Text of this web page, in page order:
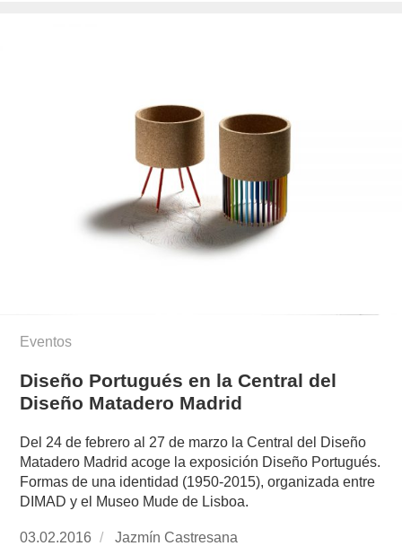
Eventos
Diseño Portugués en la Central del
Diseño Matadero Madrid
Del 24 de febrero al 27 de marzo la Central del Diseño
Matadero Madrid acoge la exposición Diseño Portugués.
Formas de una identidad (1950-2015), organizada entre
DIMAD y el Museo Mude de Lisboa.
Publicado
03.02.2016
https://www.experimenta.es/author/jazmin-
Jazmín Castresana